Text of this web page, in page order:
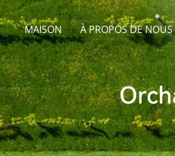
MAISON À PROPOS DE NOUS